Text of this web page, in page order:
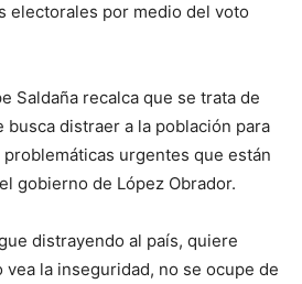
electorales por medio del voto
Saldaña recalca que se trata de
busca distraer a la población para
urgentes que están
gobierno de López Obrador.
distrayendo al país, quiere
la inseguridad, no se ocupe de